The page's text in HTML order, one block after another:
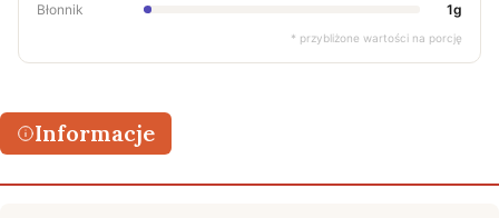
Błonnik
1g
* przybliżone wartości na porcję
Informacje